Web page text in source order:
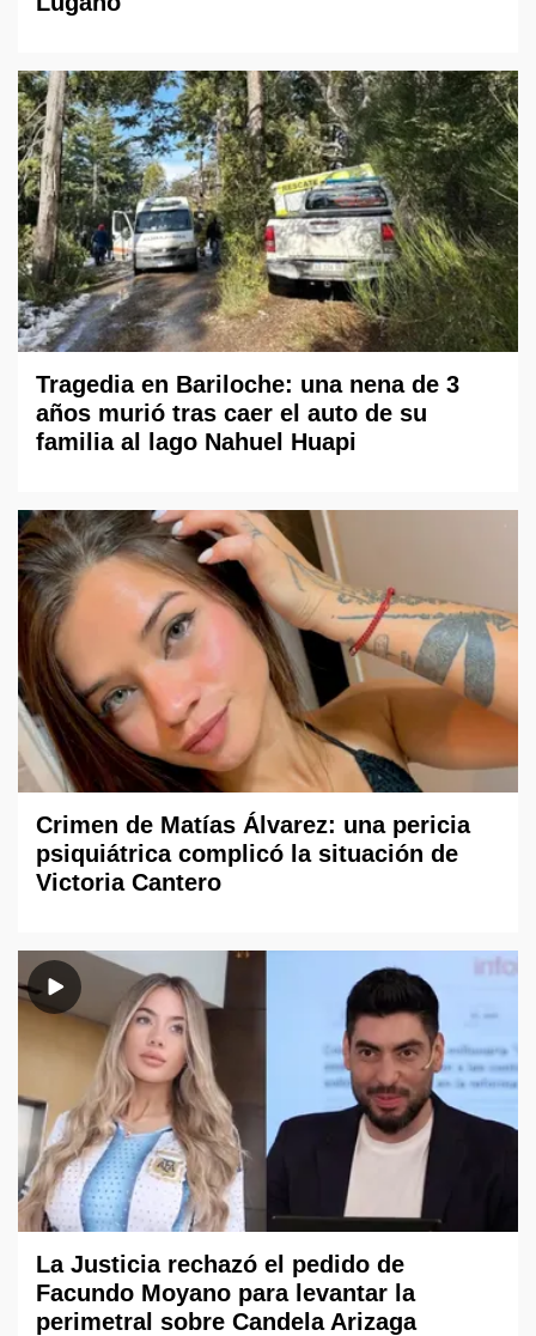
Tragedia en Bariloche: una nena de 3
años murió tras caer el auto de su
familia al lago Nahuel Huapi
Crimen de Matías Álvarez: una pericia
psiquiátrica complicó la situación de
Victoria Cantero
La Justicia rechazó el pedido de
Facundo Moyano para levantar la
perimetral sobre Candela Arizaga